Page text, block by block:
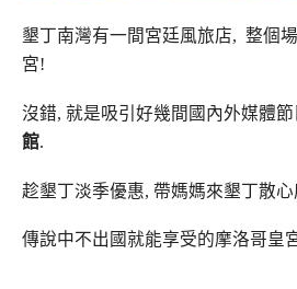
墾丁南灣有一間宮廷風旅店, 整個
宮!
沒錯, 就是吸引好幾間國內外媒體
館.
趁墾丁淡季優惠, 帶媽媽來墾丁散
傳說中不出國就能享受的摩洛哥皇